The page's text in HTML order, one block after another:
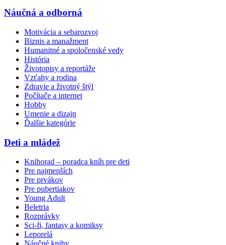
Náučná a odborná
Motivácia a sebarozvoj
Biznis a manažment
Humanitné a spoločenské vedy
História
Životopisy a reportáže
Vzťahy a rodina
Zdravie a životný štýl
Počítače a internet
Hobby
Umenie a dizajn
Ďalšie kategórie
Deti a mládež
Knihorad – poradca kníh pre deti
Pre najmenších
Pre prvákov
Pre pubertiakov
Young Adult
Beletria
Rozprávky
Sci-fi, fantasy a komiksy
Leporelá